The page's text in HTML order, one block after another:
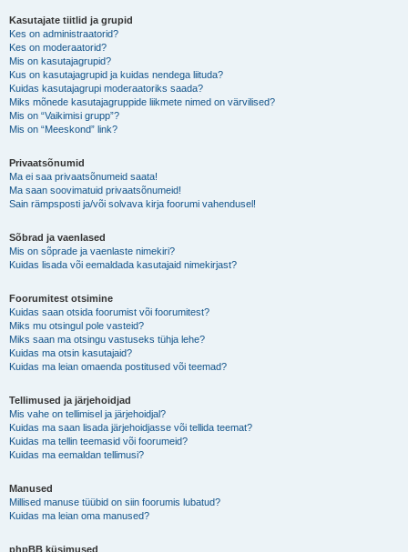
Kasutajate tiitlid ja grupid
Kes on administraatorid?
Kes on moderaatorid?
Mis on kasutajagrupid?
Kus on kasutajagrupid ja kuidas nendega liituda?
Kuidas kasutajagrupi moderaatoriks saada?
Miks mõnede kasutajagruppide liikmete nimed on värvilised?
Mis on “Vaikimisi grupp”?
Mis on “Meeskond” link?
Privaatsõnumid
Ma ei saa privaatsõnumeid saata!
Ma saan soovimatuid privaatsõnumeid!
Sain rämpsposti ja/või solvava kirja foorumi vahendusel!
Sõbrad ja vaenlased
Mis on sõprade ja vaenlaste nimekiri?
Kuidas lisada või eemaldada kasutajaid nimekirjast?
Foorumitest otsimine
Kuidas saan otsida foorumist või foorumitest?
Miks mu otsingul pole vasteid?
Miks saan ma otsingu vastuseks tühja lehe?
Kuidas ma otsin kasutajaid?
Kuidas ma leian omaenda postitused või teemad?
Tellimused ja järjehoidjad
Mis vahe on tellimisel ja järjehoidjal?
Kuidas ma saan lisada järjehoidjasse või tellida teemat?
Kuidas ma tellin teemasid või foorumeid?
Kuidas ma eemaldan tellimusi?
Manused
Millised manuse tüübid on siin foorumis lubatud?
Kuidas ma leian oma manused?
phpBB küsimused